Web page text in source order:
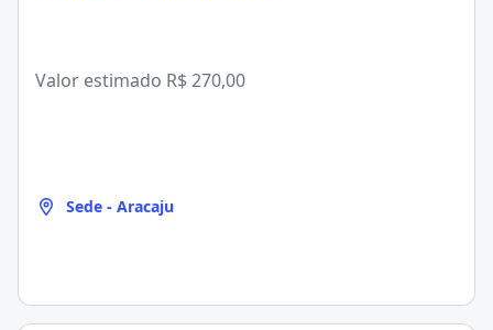
Valor estimado R$ 270,00
Sede - Aracaju